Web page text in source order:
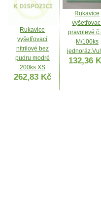
Rukavice
vyšetřovací
nitrilové bez
pudru modré
200ks XS
262,83 Kč
Rukavice
pravolevé
M/100ks
132,36